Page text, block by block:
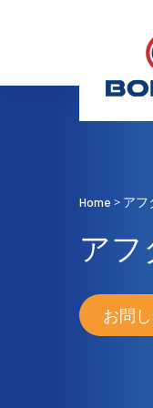
Home > アフ
アフ
お問